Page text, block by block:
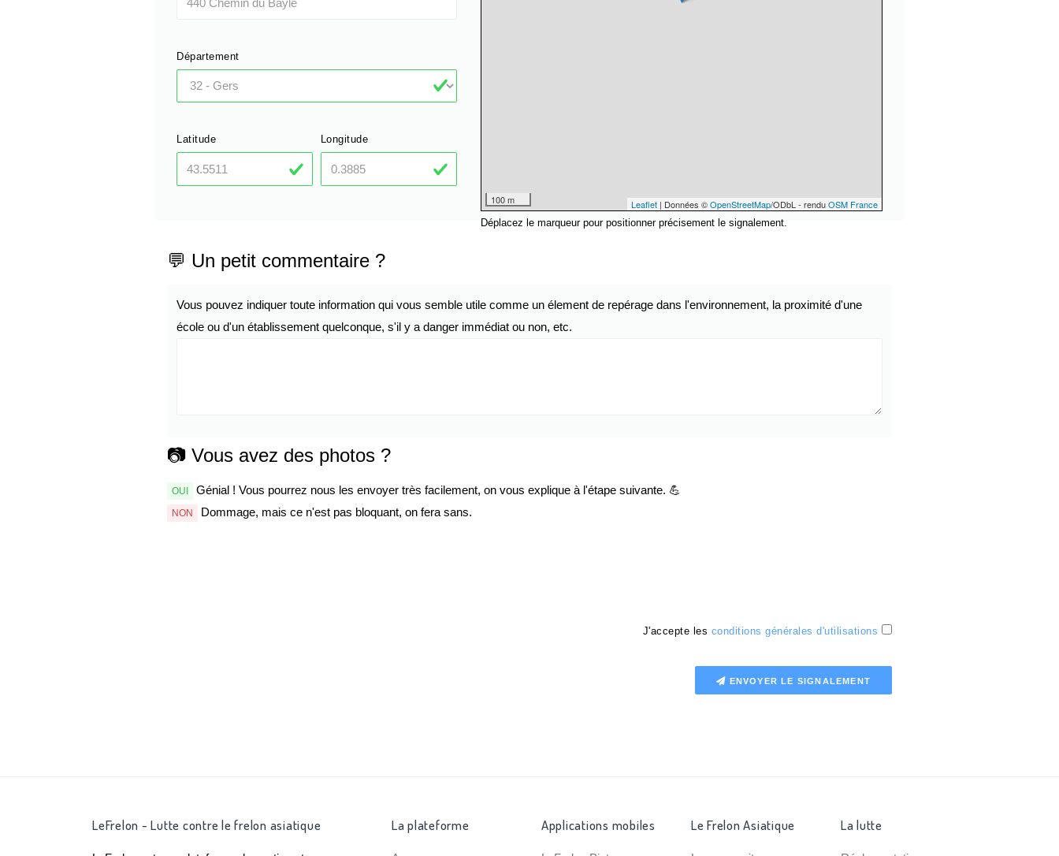
Département
Latitude Longitude
100 m Leaflet| Données ©OpenStreetMap/ODbL - renduOSM France
Déplacez le marqueur pour positionner précisement le signalement.
💬 Un petit commentaire ?
Vous pouvez indiquer toute information qui vous semble utile comme un élement de repérage dans l'environnement, la proximité d'une
école ou d'un établissement quelconque, s'il y a danger immédiat ou non, etc.
📷 Vous avez des photos ?
OUI Génial ! Vous pourrez nous les envoyer très facilement, on vous explique à l'étape suivante. 💪
NON Dommage, mais ce n'est pas bloquant, on fera sans.
J'accepte les conditions générales d'utilisations
ENVOYER LE SIGNALEMENT
La plateforme Applications mobiles Le Frelon Asiatique La lutte
LeFrelon - Lutte contre le frelon asiatique